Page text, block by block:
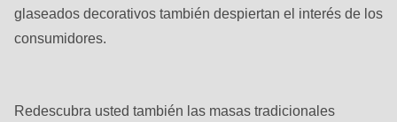
Drupal\rondo_contact\ContactService-
>Drupal\rondo_contact\
(line
glaseados decorativos también despiertan el interés de los
consumidores.
Redescubra usted también las masas tradicionales